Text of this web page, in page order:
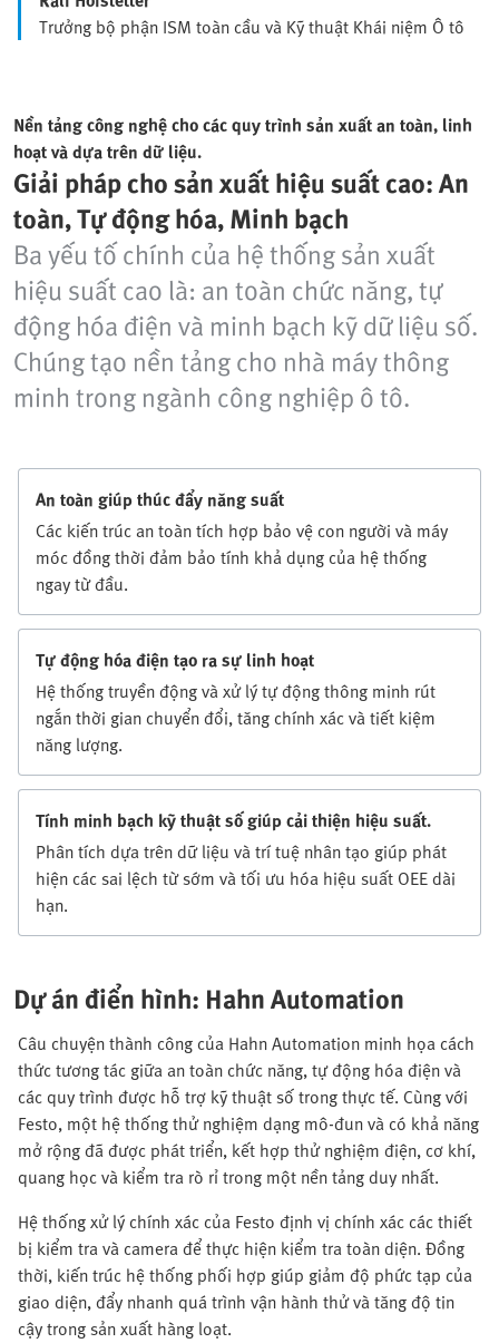
Trưởng bộ phận ISM toàn cầu và Kỹ thuật Khái niệm Ô tô
Nền tảng công nghệ cho các quy trình sản xuất an toàn, linh
hoạt và dựa trên dữ liệu.
Giải pháp cho sản xuất hiệu suất cao: An
toàn, Tự động hóa, Minh bạch
Ba yếu tố chính của hệ thống sản xuất
hiệu suất cao là: an toàn chức năng, tự
động hóa điện và minh bạch kỹ dữ liệu số.
Chúng tạo nền tảng cho nhà máy thông
minh trong ngành công nghiệp ô tô.
An toàn giúp thúc đẩy năng suất
Các kiến trúc an toàn tích hợp bảo vệ con người và máy
móc đồng thời đảm bảo tính khả dụng của hệ thống
ngay từ đầu.
Tự động hóa điện tạo ra sự linh hoạt
Hệ thống truyền động và xử lý tự động thông minh rút
ngắn thời gian chuyển đổi, tăng chính xác và tiết kiệm
năng lượng.
Tính minh bạch kỹ thuật số giúp cải thiện hiệu suất.
Phân tích dựa trên dữ liệu và trí tuệ nhân tạo giúp phát
hiện các sai lệch từ sớm và tối ưu hóa hiệu suất OEE dài
hạn.
Dự án điển hình: Hahn Automation
Câu chuyện thành công của Hahn Automation minh họa cách
thức tương tác giữa an toàn chức năng, tự động hóa điện và
các quy trình được hỗ trợ kỹ thuật số trong thực tế. Cùng với
Festo, một hệ thống thử nghiệm dạng mô-đun và có khả năng
mở rộng đã được phát triển, kết hợp thử nghiệm điện, cơ khí,
quang học và kiểm tra rò rỉ trong một nền tảng duy nhất.
Hệ thống xử lý chính xác của Festo định vị chính xác các thiết
bị kiểm tra và camera để thực hiện kiểm tra toàn diện. Đồng
thời, kiến trúc hệ thống phối hợp giúp giảm độ phức tạp của
giao diện, đẩy nhanh quá trình vận hành thử và tăng độ tin
cậy trong sản xuất hàng loạt.